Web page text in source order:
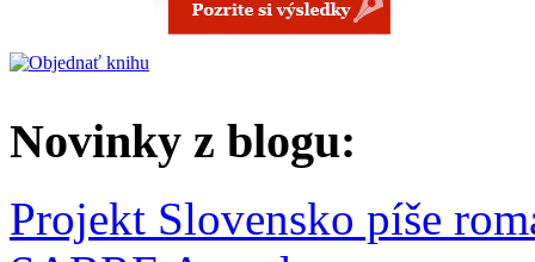
Novinky z blogu:
Projekt Slovensko píše